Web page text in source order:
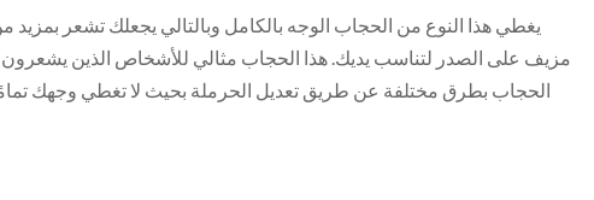
يغطي هذا النوع من الحجاب الوجه بالكامل وبالتالي يجعلك تشعر
مزيف على الصدر لتناسب يديك. هذا الحجاب مثالي للأشخاص الذين يشعرون
الحجاب بطرق مختلفة عن طريق تعديل الحرملة بحيث لا تغطي وجهك